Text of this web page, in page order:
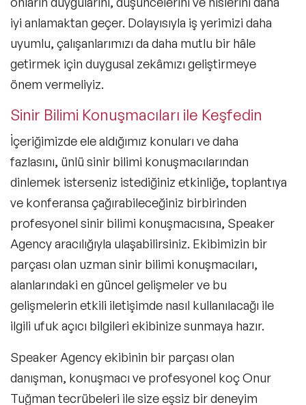
iyi anlamaktan geçer. Dolayısıyla iş yerimizi daha
uyumlu, çalışanlarımızı da daha mutlu bir hâle
getirmek için duygusal zekâmızı geliştirmeye
önem vermeliyiz.
Sinir Bilimi Konuşmacıları ile Keşfedin
İçeriğimizde ele aldığımız konuları ve daha
fazlasını, ünlü sinir bilimi konuşmacılarından
dinlemek isterseniz istediğiniz etkinliğe, toplantıya
ve konferansa çağırabileceğiniz birbirinden
profesyonel sinir bilimi konuşmacısına, Speaker
Agency aracılığıyla ulaşabilirsiniz. Ekibimizin bir
parçası olan uzman sinir bilimi konuşmacıları,
alanlarındaki en güncel gelişmeler ve bu
gelişmelerin etkili iletişimde nasıl kullanılacağı ile
ilgili ufuk açıcı bilgileri ekibinize sunmaya hazır.
Speaker Agencyekibinin bir parçası olan
danışman, konuşmacı ve profesyonel koç Onur
Tuğman tecrübeleri ile size eşsiz bir deneyim